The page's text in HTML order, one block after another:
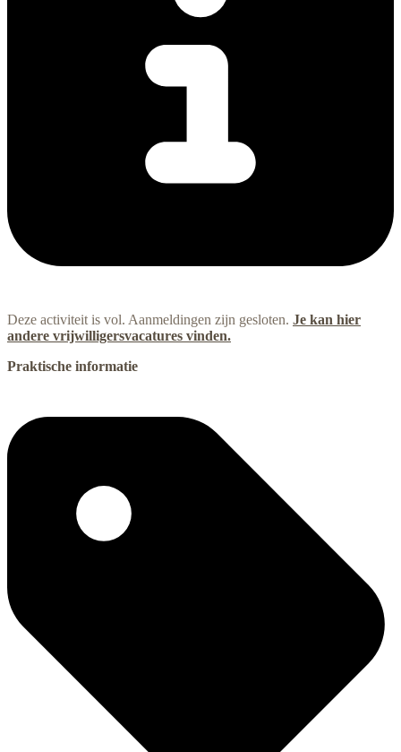
Deze activiteit is vol. Aanmeldingen zijn gesloten. Je kan hier
andere vrijwilligersvacatures vinden.
Praktische informatie